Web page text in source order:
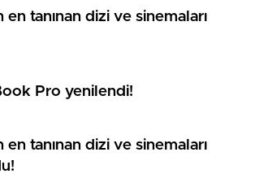
en tanınan dizi ve sinemaları
Pro yenilendi!
en tanınan dizi ve sinemaları